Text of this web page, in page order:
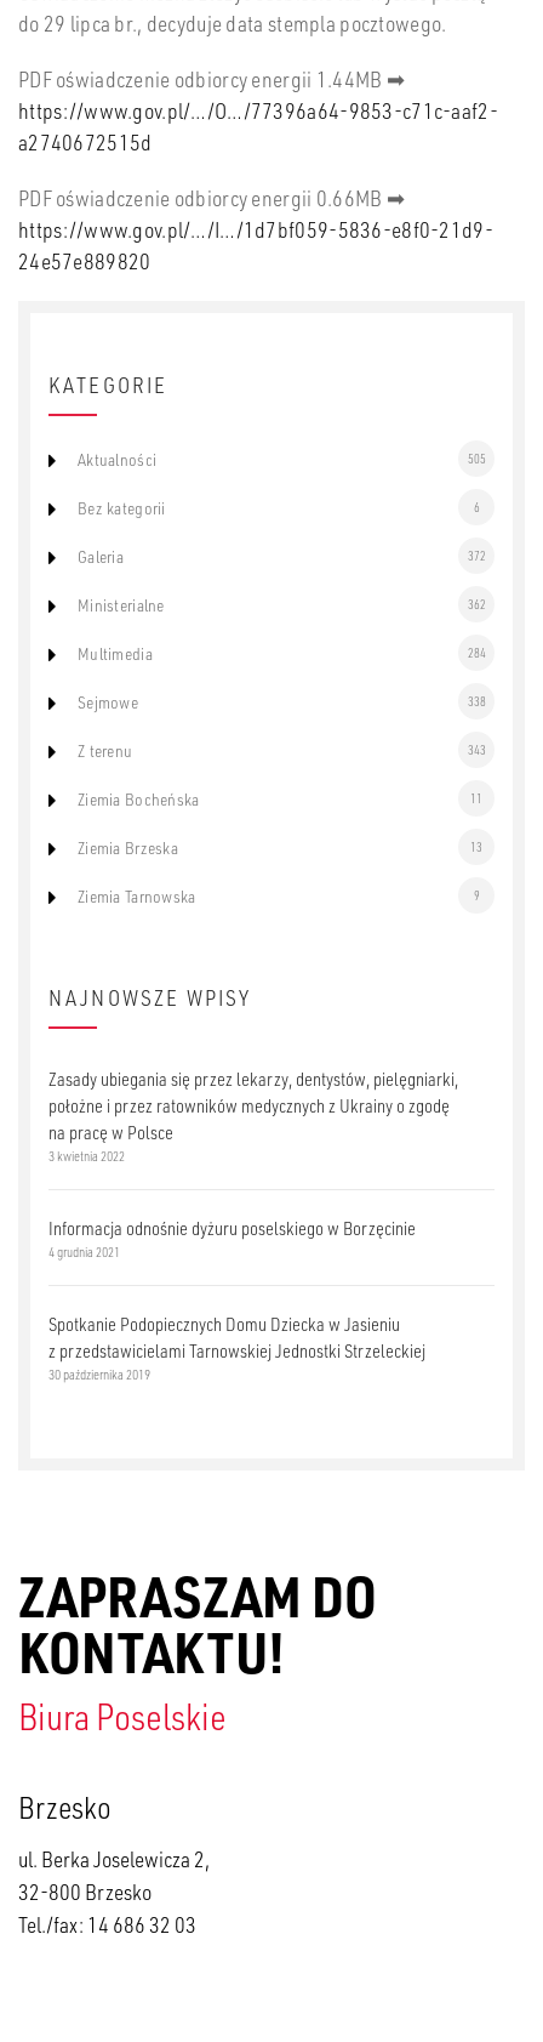
do 29 lipca br., decyduje data stempla pocztowego.
PDF oświadczenie odbiorcy energii 1.44MB ➡
https://www.gov.pl/…/O…/77396a64-9853-c71c-aaf2-
a2740672515d
PDF oświadczenie odbiorcy energii 0.66MB ➡
https://www.gov.pl/…/I…/1d7bf059-5836-e8f0-21d9-
24e57e889820
KATEGORIE
Aktualności 505
Bez kategorii 6
Galeria 372
Ministerialne 362
Multimedia 284
Sejmowe 338
Z terenu 343
Ziemia Bocheńska 11
Ziemia Brzeska 13
Ziemia Tarnowska 9
NAJNOWSZE WPISY
Zasady ubiegania się przez lekarzy, dentystów, pielęgniarki,
położne i przez ratowników medycznych z Ukrainy o zgodę
na pracę w Polsce
3 kwietnia 2022
Informacja odnośnie dyżuru poselskiego w Borzęcinie
4 grudnia 2021
Spotkanie Podopiecznych Domu Dziecka w Jasieniu
z przedstawicielami Tarnowskiej Jednostki Strzeleckiej
30 października 2019
ZAPRASZAM DO
KONTAKTU!
Biura Poselskie
Brzesko
ul. Berka Joselewicza 2,
32-800 Brzesko
Tel./fax: 14 686 32 03